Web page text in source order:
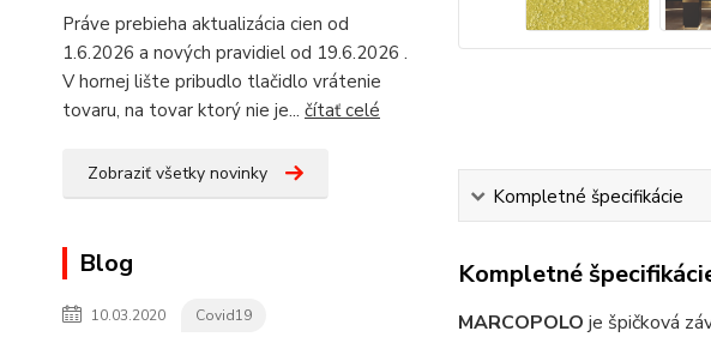
Práve prebieha aktualizácia cien od
1.6.2026 a nových pravidiel od 19.6.2026 .
V hornej lište pribudlo tlačidlo vrátenie
tovaru, na tovar ktorý nie je... čítať celé
Zobraziť všetky novinky
Blog
10.03.2020 Covid19
Kompletné špecifikácie
Kompletné
MARCOPOLO je špičková